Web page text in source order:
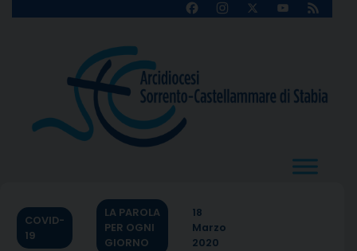
FacebookInstagram
X
YouTube
Feed
COVID-
19
LA PAROLA
PER OGNI
GIORNO
18
Marzo
2020